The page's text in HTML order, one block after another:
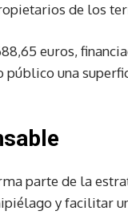
de los
euros,
una
parte de la
y facilitar